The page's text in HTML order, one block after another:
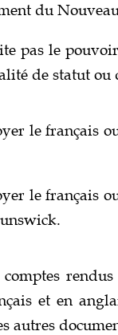
du
pas le
de statut
le français
le français
et en
autres